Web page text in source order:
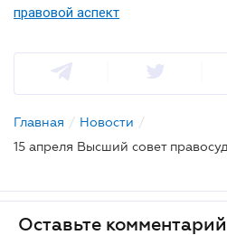
правовой аспект
Главная / Новости /
Оставьте комментарий